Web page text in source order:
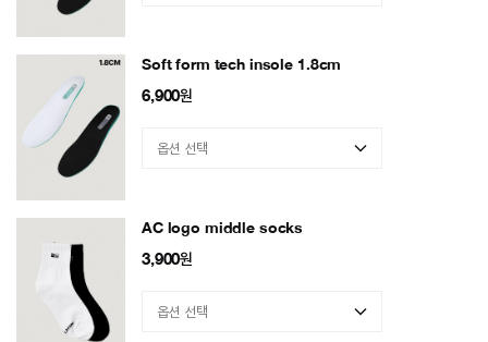
Soft form tech insole 1.8cm
6,900원
AC logo middle socks
3,900원